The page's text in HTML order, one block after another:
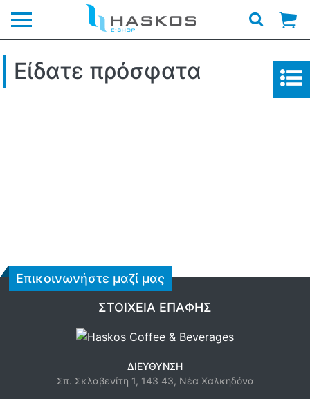
Είδατε πρόσφατα
Επικοινωνήστε μαζί μας
ΣΤΟΙΧΕΊΑ ΕΠΑΦΉΣ
ΔΙΕΎΘΥΝΣΗ
Σπ. Σκλαβενίτη 1, 143 43, Νέα Χαλκηδόνα